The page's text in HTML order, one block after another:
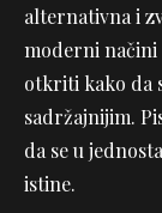
alternativna i
moderni načini
otkriti kako da
sadržajnijim.
da se u
istine.